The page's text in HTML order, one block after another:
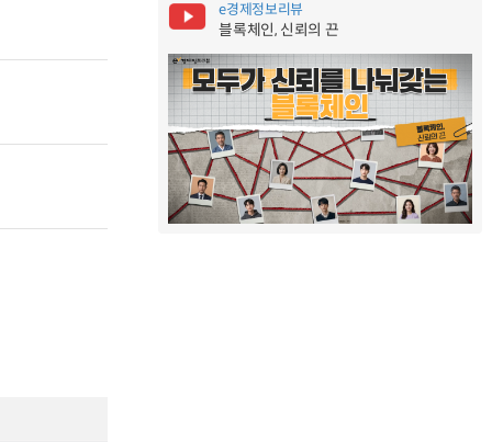
e경제정보리뷰
블록체인, 신뢰의 끈